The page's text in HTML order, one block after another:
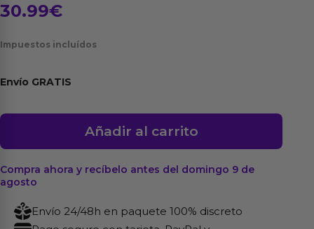
30.99€
Impuestos incluídos
Envío GRATIS
Plug
No.
Añadir al carrito
Compra ahora y recíbelo antes del domingo 9 de
agosto
Envío 24/48h en paquete 100% discreto